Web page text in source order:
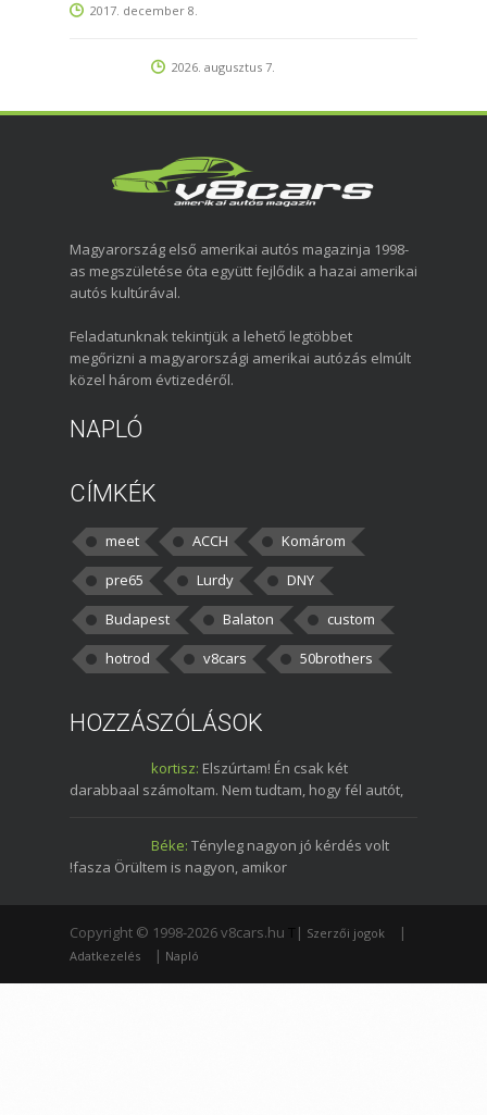
2017. december 8.
2026. augusztus 7.
Magyarország első amerikai autós magazinja 1998-
as megszületése óta együtt fejlődik a hazai amerikai
autós kultúrával.
Feladatunknak tekintjük a lehető legtöbbet
megőrizni a magyarországi amerikai autózás elmúlt
közel három évtizedéről.
NAPLÓ
CÍMKÉK
meet ACCH
Komárom
pre65
Lurdy
DNY
Budapest
Balaton
custom
hotrod
v8cars 50brothers
HOZZÁSZÓLÁSOK
kortisz: Elszúrtam! Én csak két
darabbaal számoltam. Nem tudtam, hogy fél autót,
Béke: Tényleg nagyon jó kérdés volt
!fasza Örültem is nagyon, amikor
Copyright © 1998-2026 v8cars.hu | Szerzői jogok |
Adatkezelés | Napló